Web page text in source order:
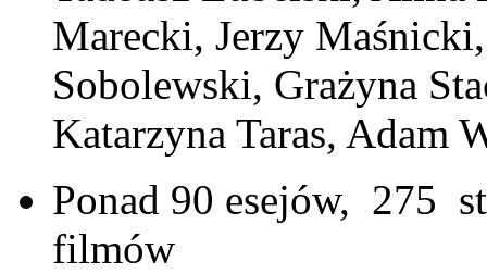
Marecki, Jerzy Maśnicki,
Sobolewski, Grażyna
Katarzyna Taras, Adam
Ponad 90 esejów, 275
filmów